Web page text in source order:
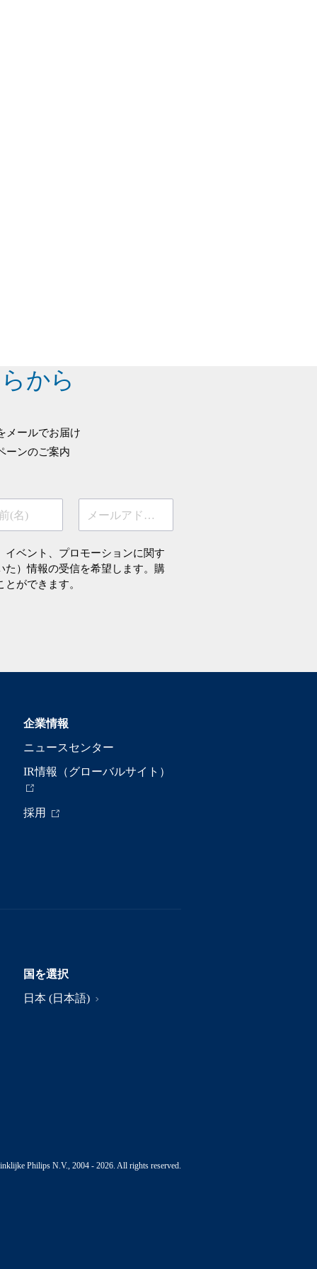
から
メールでお届け
ーンのご案内
(名) メールアドレス
イベント、プロモーションに関す
た）情報の受信を希望します。購
ができます。
企業情報
ニュースセンター
IR情報（グローバルサイト）
採用
国を選択
日本 (日本語)
Philips N.V., 2004 - 2026. All rights reserved.